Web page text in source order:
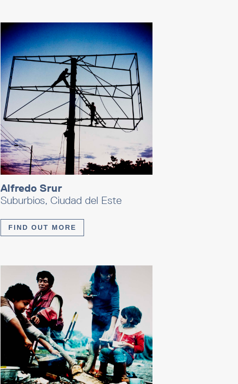
Alfredo Srur
Suburbios, Ciudad del Este
FIND OUT MORE